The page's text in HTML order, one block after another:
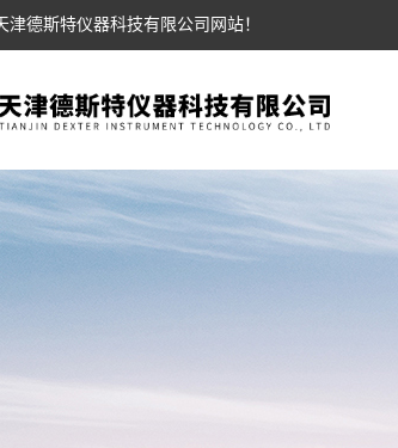
津德斯特仪器科技有限公司网站！